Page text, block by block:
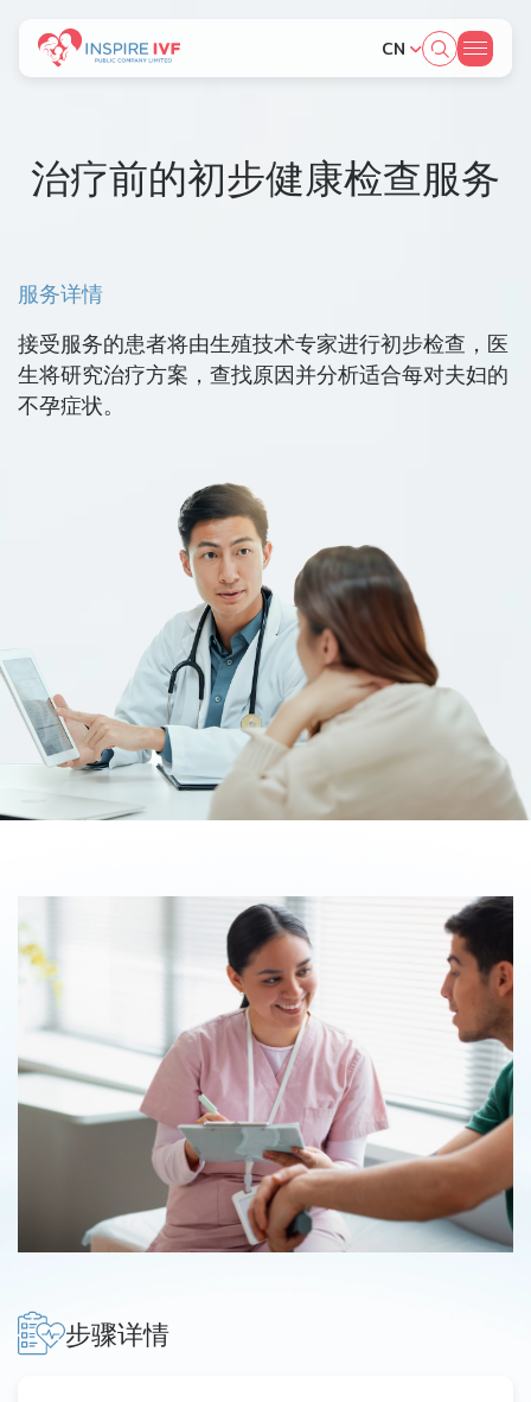
CN
治疗前的初步健康检查服务
服务详情
接受服务的患者将由生殖技术专家进行初步检查，医
生将研究治疗方案，查找原因并分析适合每对夫妇的
不孕症状。
步骤详情